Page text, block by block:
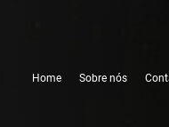
Home Sobre nós